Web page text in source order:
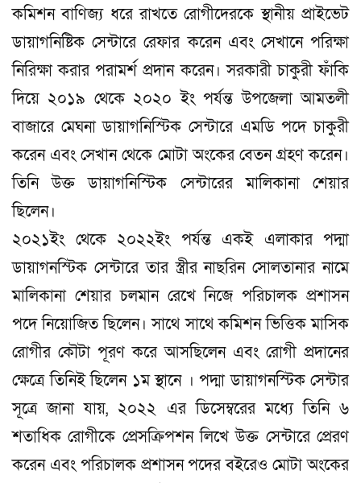
কমিশন বাণিজ্য ধরে রাখতে রোগীদেরকে স্থানীয় প্রাইভেট
ডায়াগনিষ্টিক সেন্টারে রেফার করেন এবং সেখানে পরিক্ষা
নিরিক্ষা করার পরামর্শ প্রদান করেন। সরকারী চাকুরী ফাঁকি
দিয়ে ২০১৯ থেকে ২০২০ ইং পর্যন্ত উপজেলা আমতলী
বাজারে মেঘনা ডায়াগনিস্টিক সেন্টারে এমডি পদে চাকুরী
করেন এবং সেখান থেকে মোটা অংকের বেতন গ্রহণ করেন।
তিনি উক্ত ডায়াগনিস্টিক সেন্টারের মালিকানা শেয়ার
ছিলেন।
২০২১ইং থেকে ২০২২ইং পর্যন্ত একই এলাকার পদ্মা
ডায়াগনস্টিক সেন্টারে তার স্ত্রীর নাছরিন সোলতানার নামে
মালিকানা শেয়ার চলমান রেখে নিজে পরিচালক প্রশাসন
পদে নিয়োজিত ছিলেন। সাথে সাথে কমিশন ভিত্তিক মাসিক
রোগীর কৌটা পূরণ করে আসছিলেন এবং রোগী প্রদানের
ক্ষেত্রে তিনিই ছিলেন ১ম স্থানে । পদ্মা ডায়াগনস্টিক সেন্টার
সূত্রে জানা যায়, ২০২২ এর ডিসেম্বরের মধ্যে তিনি ৬
শতাধিক রোগীকে প্রেসক্রিপশন লিখে উক্ত সেন্টারে প্রেরণ
করেন এবং পরিচালক প্রশাসন পদের বইরেও মোটা অংকের